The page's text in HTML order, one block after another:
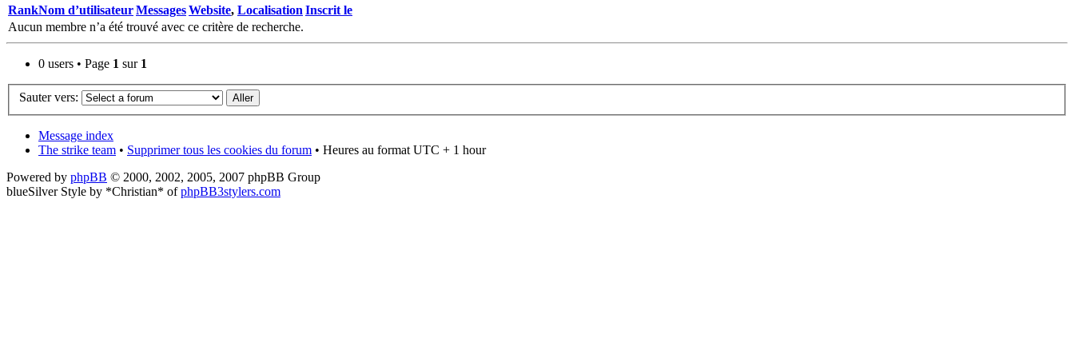
RankNom d’utilisateurMessagesWebsite, Localisation Inscrit le
Aucun membre n’a été trouvé avec ce critère de recherche.
0 users • Page 1 sur 1
Sauter vers:
Message index
The strike team • Supprimer tous les cookies du forum • Heures au format UTC + 1 hour
Powered by phpBB © 2000, 2002, 2005, 2007 phpBB Group
blueSilver Style by *Christian* ofphpBB3stylers.com